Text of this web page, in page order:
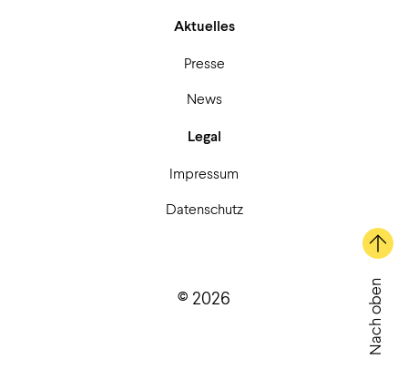
Aktuelles
Presse
News
Legal
Impressum
Datenschutz
Nach oben
© 2026